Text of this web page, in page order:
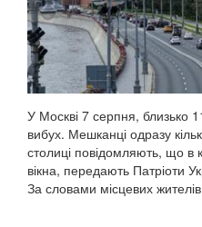
У Москві 7 серпня, близько
вибух. Мешканці одразу
столиці повідомляють, що в
вікна, передають Патріоти
За словами місцевих